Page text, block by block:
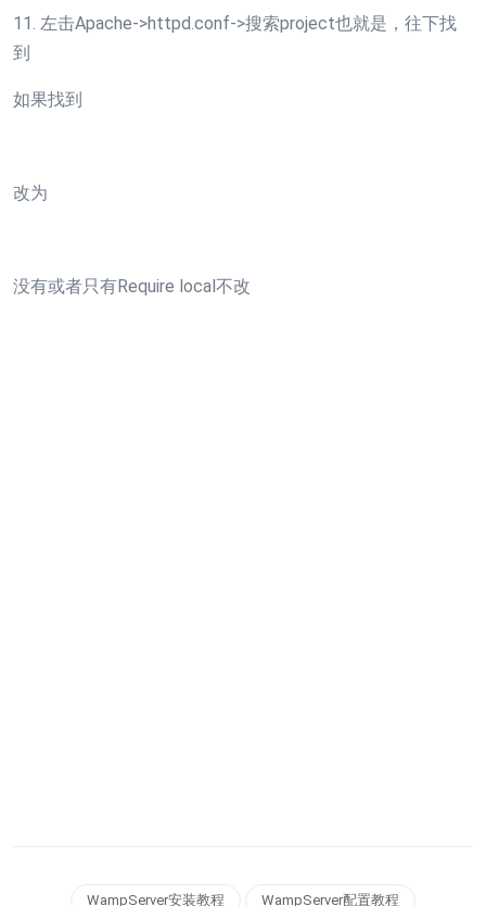
11. 左击Apache->httpd.conf->搜索project也就是，往下找
到
如果找到
改为
没有或者只有Require local不改
WampServer安装教程 WampServer配置教程